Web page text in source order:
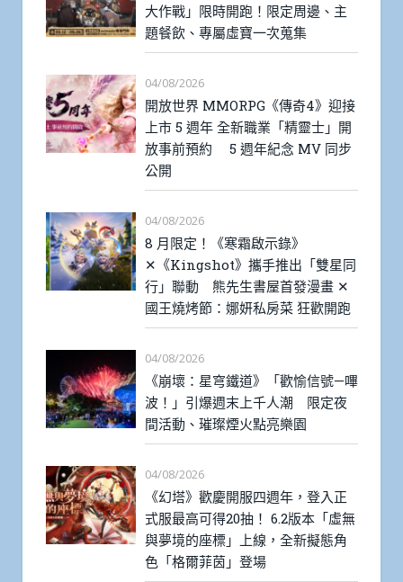
大作戰」限時開跑！限定周邊、主
題餐飲、專屬虛寶一次蒐集
04/08/2026
開放世界 MMORPG《傳奇4》迎接
上市 5 週年 全新職業「精靈士」開
放事前預約 5 週年紀念 MV 同步
公開
04/08/2026
8 月限定！《寒霜啟示錄》
✕《Kingshot》攜手推出「雙星同
行」聯動 熊先生書屋首發漫畫 ✕
國王燒烤節：娜妍私房菜 狂歡開跑
04/08/2026
《崩壞：星穹鐵道》「歡愉信號—嗶
波！」引爆週末上千人潮 限定夜
間活動、璀璨煙火點亮樂園
04/08/2026
《幻塔》歡慶開服四週年，登入正
式服最高可得20抽！ 6.2版本「虛無
與夢境的座標」上線，全新擬態角
色「格爾菲茵」登場